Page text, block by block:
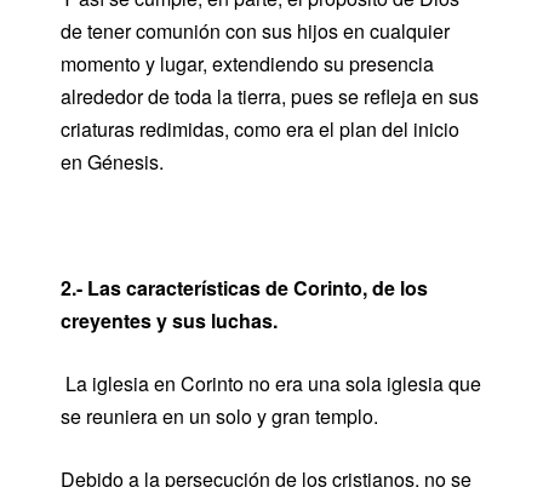
de tener comunión con sus hijos en cualquier
momento y lugar, extendiendo su presencia
alrededor de toda la tierra, pues se refleja en sus
criaturas redimidas, como era el plan del inicio
en Génesis.
2.- Las características de Corinto, de los
creyentes y sus luchas.
La iglesia en Corinto no era una sola iglesia que
se reuniera en un solo y gran templo.
Debido a la persecución de los cristianos, no se